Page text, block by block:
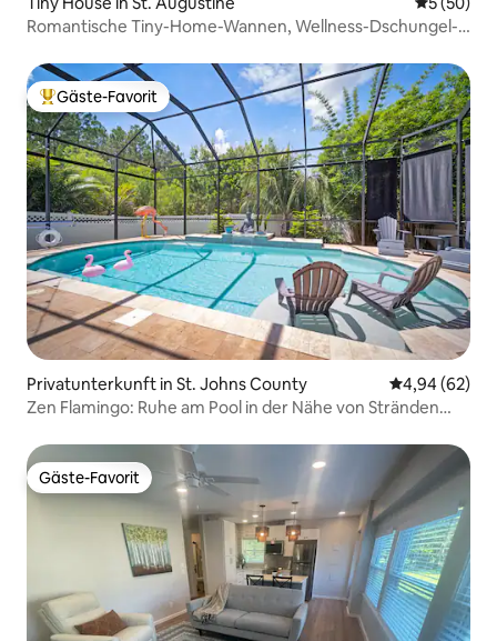
Romantische Tiny-Home-Wannen, Wellness-Dschungel-
Beliebter Gäste-Favorit.
Gäste-Favorit
Privatunterkunft in St. Johns County
4,94 (62)
Zen Flamingo: Ruhe am Pool in der Nähe von Stränden
Gäste-Favorit
Gäste-Favorit